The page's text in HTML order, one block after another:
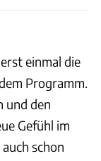
einmal die
Programm.
und den
Gefühl im
schon